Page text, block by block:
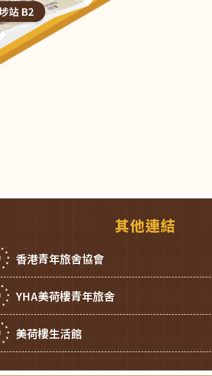
其他連結
香港青年旅舍協會
YHA美荷樓青年旅舍
美荷樓生活館